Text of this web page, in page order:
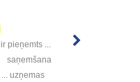
ir pieņemts ...
saņemšana
... uzņemas